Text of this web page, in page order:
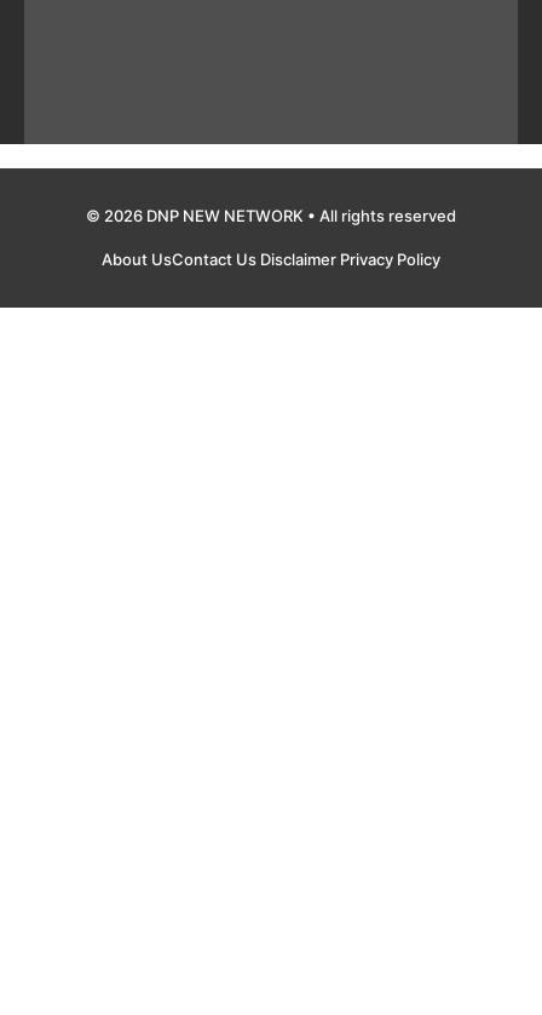
© 2026 DNP NEW NETWORK • All rights reserved
About UsContact Us Disclaimer Privacy Policy